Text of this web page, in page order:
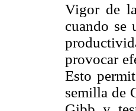
Vigor de
cuando se
provocar
Esto
semilla de